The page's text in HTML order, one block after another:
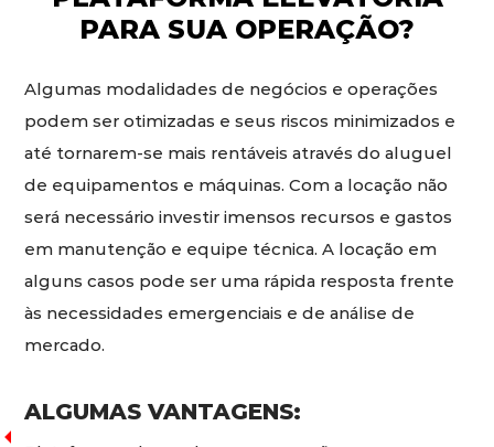
PARA SUA OPERAÇÃO?
Algumas modalidades de negócios e operações
podem ser otimizadas e seus riscos minimizados e
até tornarem-se mais rentáveis através do aluguel
de equipamentos e máquinas. Com a locação não
será necessário investir imensos recursos e gastos
em manutenção e equipe técnica. A locação em
alguns casos pode ser uma rápida resposta frente
às necessidades emergenciais e de análise de
mercado.
ALGUMAS VANTAGENS: